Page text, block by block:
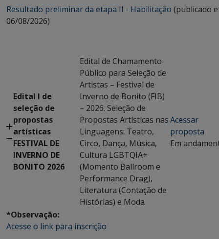
Resultado preliminar da etapa II - Habilitação (publicado
06/08/2026)
Edital I de
seleção de
propostas
artísticas
FESTIVAL DE
INVERNO DE
BONITO 2026
Edital de Chamamento
Público para Seleção de
Artistas – Festival de
Inverno de Bonito (FIB)
– 2026. Seleção de
Propostas Artísticas nas
Linguagens: Teatro,
Circo, Dança, Música,
Cultura LGBTQIA+
(Momento Ballroom e
Performance Drag),
Literatura (Contação de
Histórias) e Moda
Acessar
proposta
Em
*Observação:
Acesse o link para inscrição